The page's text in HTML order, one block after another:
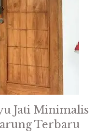
Jati Minimalis
Terbaru